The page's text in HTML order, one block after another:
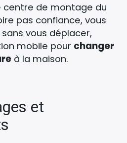
centre de montage du
pas confiance, vous
vous déplacer,
mobile pour changer
à la maison.
et